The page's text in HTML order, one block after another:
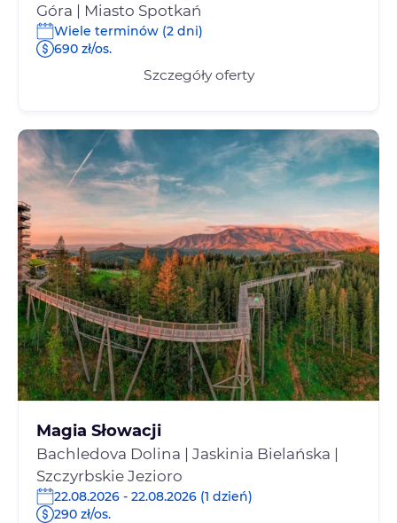
Góra | Miasto Spotkań
Wiele terminów (2 dni)
690 zł/os.
Szczegóły oferty
Magia Słowacji
Bachledova Dolina | Jaskinia Bielańska |
Szczyrbskie Jezioro
22.08.2026 - 22.08.2026 (1 dzień)
290 zł/os.